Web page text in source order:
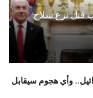
قبل نزع سلاح
وأي هجوم سيقابل